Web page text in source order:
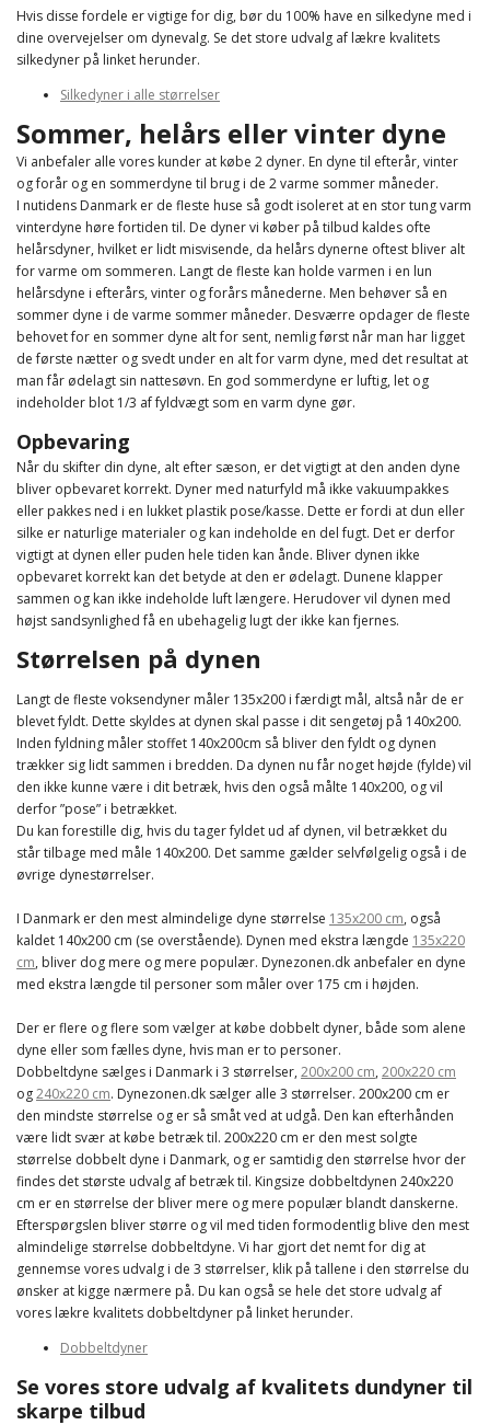
Hvis disse fordele er vigtige for dig, bør du 100% have en silkedyne med i
dine overvejelser om dynevalg. Se det store udvalg af lækre kvalitets
silkedyner på linket herunder.
Silkedyner i alle størrelser
Sommer, helårs eller vinter dyne
Vi anbefaler alle vores kunder at købe 2 dyner. En dyne til efterår, vinter
og forår og en sommerdyne til brug i de 2 varme sommer måneder.
I nutidens Danmark er de fleste huse så godt isoleret at en stor tung varm
vinterdyne høre fortiden til. De dyner vi køber på tilbud kaldes ofte
helårsdyner, hvilket er lidt misvisende, da helårs dynerne oftest bliver alt
for varme om sommeren. Langt de fleste kan holde varmen i en lun
helårsdyne i efterårs, vinter og forårs månederne. Men behøver så en
sommer dyne i de varme sommer måneder. Desværre opdager de fleste
behovet for en sommer dyne alt for sent, nemlig først når man har ligget
de første nætter og svedt under en alt for varm dyne, med det resultat at
man får ødelagt sin nattesøvn. En god sommerdyne er luftig, let og
indeholder blot 1/3 af fyldvægt som en varm dyne gør.
Opbevaring
Når du skifter din dyne, alt efter sæson, er det vigtigt at den anden dyne
bliver opbevaret korrekt. Dyner med naturfyld må ikke vakuumpakkes
eller pakkes ned i en lukket plastik pose/kasse. Dette er fordi at dun eller
silke er naturlige materialer og kan indeholde en del fugt. Det er derfor
vigtigt at dynen eller puden hele tiden kan ånde. Bliver dynen ikke
opbevaret korrekt kan det betyde at den er ødelagt. Dunene klapper
sammen og kan ikke indeholde luft længere. Herudover vil dynen med
højst sandsynlighed få en ubehagelig lugt der ikke kan fjernes.
Størrelsen på dynen
Langt de fleste voksendyner måler 135x200 i færdigt mål, altså når de er
blevet fyldt. Dette skyldes at dynen skal passe i dit sengetøj på 140x200.
Inden fyldning måler stoffet 140x200cm så bliver den fyldt og dynen
trækker sig lidt sammen i bredden. Da dynen nu får noget højde (fylde) vil
den ikke kunne være i dit betræk, hvis den også målte 140x200, og vil
derfor ”pose” i betrækket.
Du kan forestille dig, hvis du tager fyldet ud af dynen, vil betrækket du
står tilbage med måle 140x200. Det samme gælder selvfølgelig også i de
øvrige dynestørrelser.
I Danmark er den mest almindelige dyne størrelse 135x200 cm, også
kaldet 140x200 cm (se overstående). Dynen med ekstra længde 135x220
cm, bliver dog mere og mere populær. Dynezonen.dk anbefaler en dyne
med ekstra længde til personer som måler over 175 cm i højden.
Der er flere og flere som vælger at købe dobbelt dyner, både som alene
dyne eller som fælles dyne, hvis man er to personer.
Dobbeltdyne sælges i Danmark i 3 størrelser, 200x200 cm, 200x220 cm
og240x220 cm. Dynezonen.dk sælger alle 3 størrelser. 200x200 cm er
den mindste størrelse og er så småt ved at udgå. Den kan efterhånden
være lidt svær at købe betræk til. 200x220 cm er den mest solgte
størrelse dobbelt dyne i Danmark, og er samtidig den størrelse hvor der
findes det største udvalg af betræk til. Kingsize dobbeltdynen 240x220
cm er en størrelse der bliver mere og mere populær blandt danskerne.
Efterspørgslen bliver større og vil med tiden formodentlig blive den mest
almindelige størrelse dobbeltdyne. Vi har gjort det nemt for dig at
gennemse vores udvalg i de 3 størrelser, klik på tallene i den størrelse du
ønsker at kigge nærmere på. Du kan også se hele det store udvalg af
vores lækre kvalitets dobbeltdyner på linket herunder.
Dobbeltdyner
Se vores store udvalg af kvalitets dundyner til
skarpe tilbud